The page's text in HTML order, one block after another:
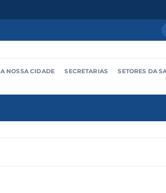
A NOSSA CIDADE SECRETARIAS SETORES DA